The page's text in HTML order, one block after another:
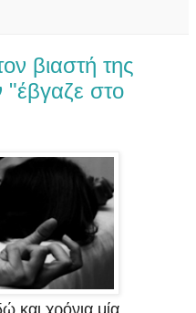
βιαστή της
"έβγαζε στο
και χρόνια μία